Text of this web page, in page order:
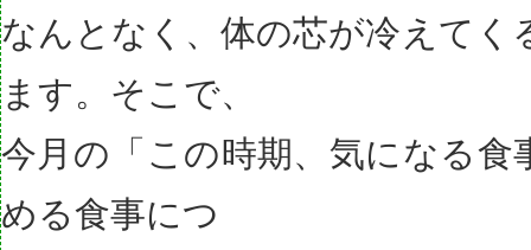
なんとなく、体の芯が冷えてく
ます。そこで、
今月の「この時期、気になる食
める食事につ